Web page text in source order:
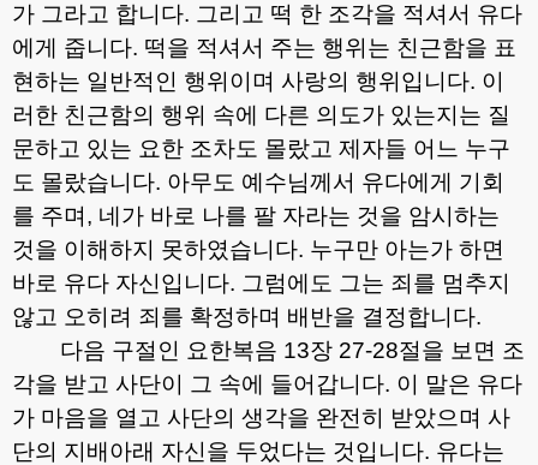
가 그라고 합니다. 그리고 떡 한 조각을 적셔서 유다
에게 줍니다. 떡을 적셔서 주는 행위는 친근함을 표
현하는 일반적인 행위이며 사랑의 행위입니다. 이
러한 친근함의 행위 속에 다른 의도가 있는지는 질
문하고 있는 요한 조차도 몰랐고 제자들 어느 누구
도 몰랐습니다. 아무도 예수님께서 유다에게 기회
를 주며 , 네가 바로 나를 팔 자라는 것을 암시하는
것을 이해하지 못하였습니다. 누구만 아는가 하면
바로 유다 자신입니다. 그럼에도 그는 죄를 멈추지
않고 오히려 죄를 확정하며 배반을 결정합니다.
다음 구절인 요한복음 13장 27-28절을 보면 조
각을 받고 사단이 그 속에 들어갑니다. 이 말은 유다
가 마음을 열고 사단의 생각을 완전히 받았으며 사
단의 지배아래 자신을 두었다는 것입니다. 유다는